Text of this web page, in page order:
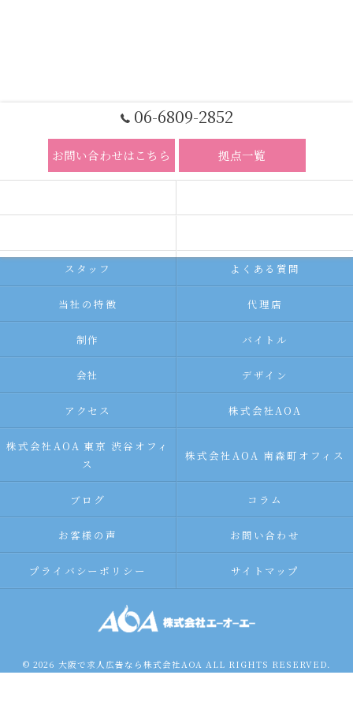
06-6809-2852
お問い合わせはこちら 拠点一覧
スタッフ よくある質問
当社の特徴 代理店
制作 バイトル
会社 デザイン
アクセス 株式会社AOA
株式会社AOA 東京 渋谷オフィ
ス
株式会社AOA 南森町オフィス
ブログ コラム
お客様の声 お問い合わせ
プライバシーポリシー サイトマップ
© 2026 大阪で求人広告なら株式会社AOA ALL RIGHTS RESERVED.